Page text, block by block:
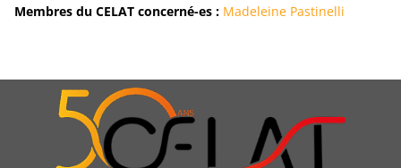
Membres du CELAT concerné-es : Madeleine Pastinelli